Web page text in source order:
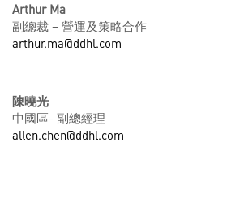
Arthur Ma
副總裁 – 營運及策略合作
arthur.ma@ddhl.com
陳曉光
中國區- 副總經理
allen.chen@ddhl.com